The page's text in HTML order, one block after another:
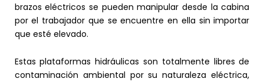
brazos eléctricos se pueden manipular desde la cabina
por el trabajador que se encuentre en ella sin importar
que esté elevado.
Estas plataformas hidráulicas son totalmente libres de
contaminación ambiental por su naturaleza eléctrica,